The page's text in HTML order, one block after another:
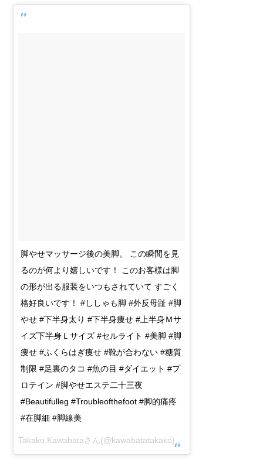
脚やせマッサージ後の美脚。 この瞬間を見
るのが何より嬉しいです！ このお客様は脚
の形が出る服装をいつもされていて すごく
格好良いです！ #ししゃも脚 #外反母趾 #脚
やせ #下半身太り #下半身痩せ #上半身Ｍサ
イズ下半身Ｌサイズ #セルライト #美脚 #脚
痩せ #ふくらはぎ痩せ #靴が合わない #糖質
制限 #足裏のタコ #魚の目 #ダイエット #プ
ロテイン #脚やせエステ二十三夜
#Beautifulleg #Troubleofthefoot #脚的痛疼
#在脚細 #脚線美
Takako Kawabataさん(@kawabatatakako)がシェアした投稿 –